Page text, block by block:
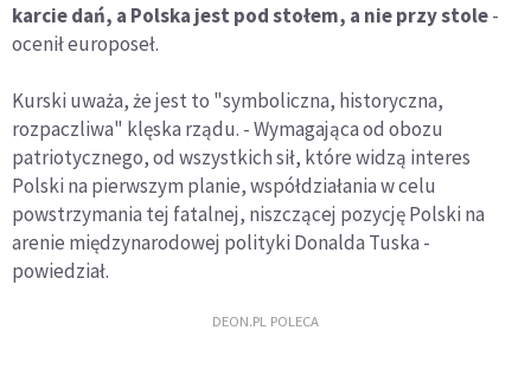
karcie dań, a Polska jest pod stołem, a nie przy stole-
ocenił europoseł.
Kurski uważa, że jest to "symboliczna, historyczna,
rozpaczliwa" klęska rządu. - Wymagająca od obozu
patriotycznego, od wszystkich sił, które widzą interes
Polski na pierwszym planie, współdziałania w celu
powstrzymania tej fatalnej, niszczącej pozycję Polski na
arenie międzynarodowej polityki Donalda Tuska -
powiedział.
DEON.PL POLECA